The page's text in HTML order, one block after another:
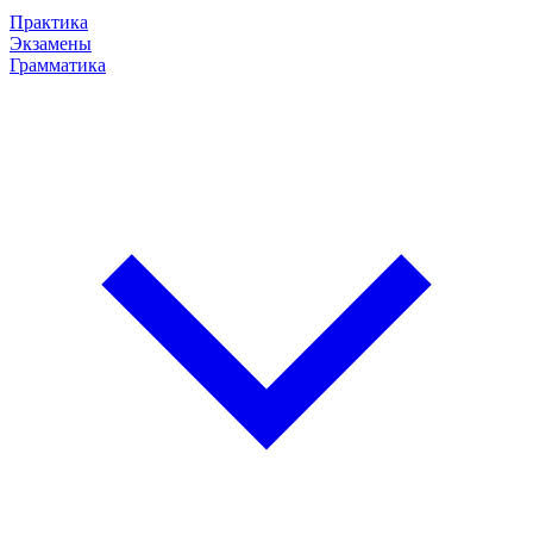
Практика
Экзамены
Грамматика